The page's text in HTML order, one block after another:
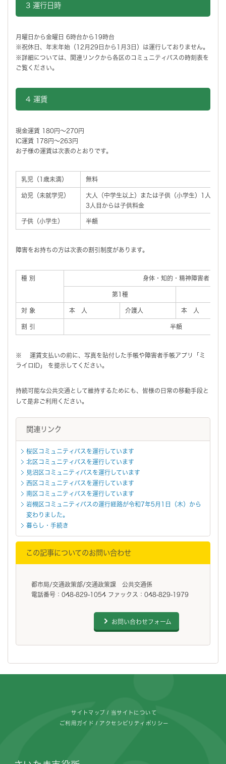
3 運行日時
月曜日から金曜日 6時台から19時台
※祝休日、年末年始（12月29日から1月3日）は運行しておりません。
※詳細については、関連リンクから各区のコミュニティバスの時刻表を
ご覧ください。
4 運賃
現金運賃 180円～270円
IC運賃 178円～263円
お子様の運賃は次表のとおりです。
乳児（1歳未満） 無料
幼児（未就学児）
大人（中学生以上）または子供（小学生）1人につ
3人目からは子供料金
子供（小学生） 半額
障害をお持ちの方は次表の割引制度があります。
種 別 身体・知的・精神障害者
第1種
対 象 本 人 介護人 本 人
割 引 半額
※ 運賃支払いの前に、写真を貼付した手帳や障害者手帳アプリ「ミ
ライロID」 を提示してください。
持続可能な公共交通として維持するためにも、皆様の日常の移動手段と
して是非ご利用ください。
関連リンク
桜区コミュニティバスを運行しています
北区コミュニティバスを運行しています
見沼区コミュニティバスを運行しています
西区コミュニティバスを運行しています
南区コミュニティバスを運行しています
岩槻区コミュニティバスの運行経路が令和7年5月1日（木）から
変わりました。
暮らし・手続き
この記事についてのお問い合わせ
都市局/交通政策部/交通政策課 公共交通係
電話番号：048-829-1054 ファックス：048-829-1979
お問い合わせフォーム
サイトマップ 当サイトについて
ご利用ガイド アクセシビリティポリシー